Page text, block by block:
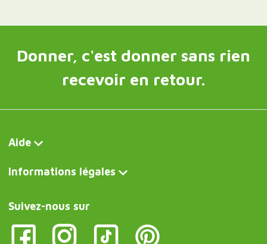
Donner, c'est donner sans rien
recevoir en retour.
Aide
Informations légales
Suivez-nous sur